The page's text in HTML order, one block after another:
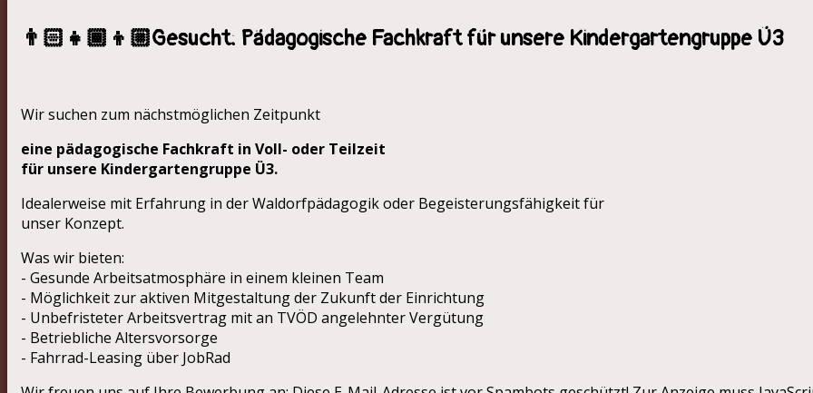
👨🏻‍👧🏾‍👦🏼Gesucht: Pädagogische Fachkraft für unsere Kindergartengruppe Ü3
Wir suchen zum nächstmöglichen Zeitpunkt
eine pädagogische Fachkraft in Voll- oder Teilzeit
für unsere Kindergartengruppe Ü3.
Idealerweise mit Erfahrung in der Waldorfpädagogik oder Begeisterungsfähigkeit für
unser Konzept.
Was wir bieten:
- Gesunde Arbeitsatmosphäre in einem kleinen Team
- Möglichkeit zur aktiven Mitgestaltung der Zukunft der Einrichtung
- Unbefristeter Arbeitsvertrag mit an TVÖD angelehnter Vergütung
- Betriebliche Altersvorsorge
- Fahrrad-Leasing über JobRad